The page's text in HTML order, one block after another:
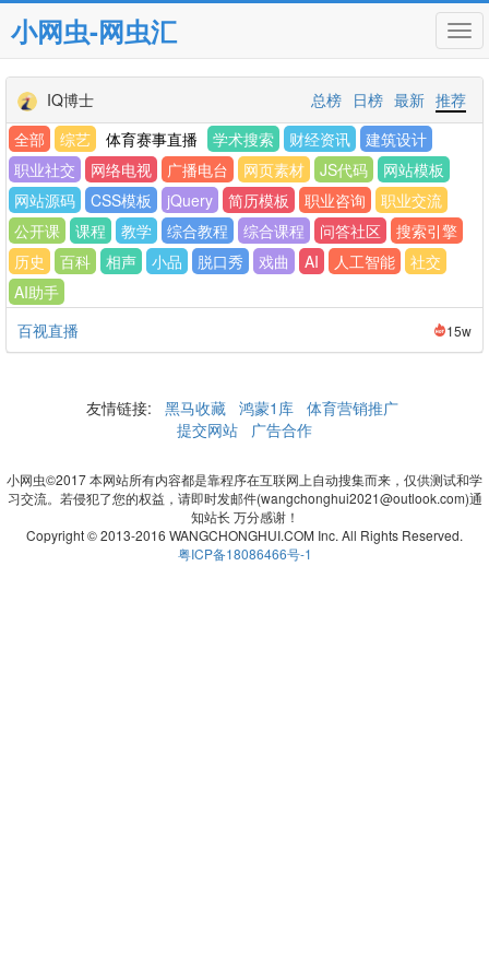
小网虫-网虫汇
IQ博士 推荐
最新
日榜
总榜
全部
综艺 体育赛事直播 学术搜索 财经资讯
建筑设计
职业社交
网络电视 广播电台 网页素材 JS代码
网站模板
网站源码
CSS模板 jQuery 简历模板 职业咨询
职业交流
公开课
课程 教学 综合教程 综合课程 问答社区
搜索引擎
历史
百科 相声 小品 脱口秀 戏曲 AI 人工智能
社交
AI助手
百视直播
15w
友情链接: 黑马收藏 鸿蒙1库 体育营销推广
提交网站
广告合作
小网虫©2017 本网站所有内容都是靠程序在互联网上自动搜集而来，仅供测试和学
习交流。若侵犯了您的权益，请即时发邮件(wangchonghui2021@outlook.com)通
知站长 万分感谢！
Copyright © 2013-2016 WANGCHONGHUI.COM Inc. All Rights Reserved.
粤ICP备18086466号-1